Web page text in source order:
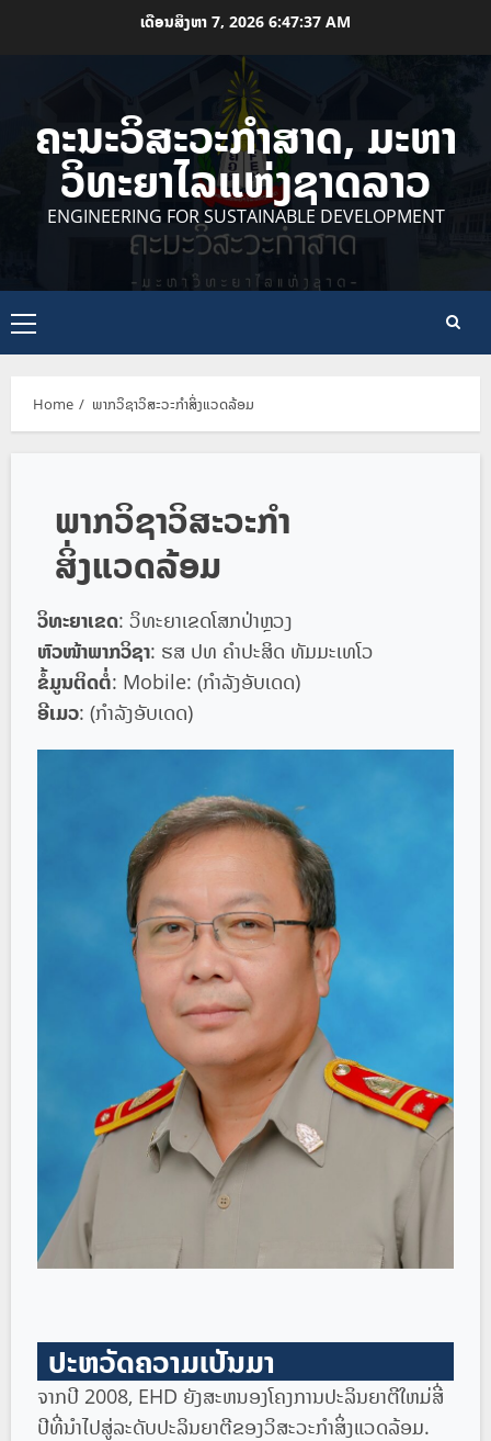
ເດືອນສິງຫາ 7, 2026 6:47:37 AM
ຄະນະວິສະວະກຳສາດ, ມະຫາ
ວິທະຍາໄລແຫ່ງຊາດລາວ
ENGINEERING FOR SUSTAINABLE DEVELOPMENT
Primary
Menu
Home ພາກວິຊາວິສະວະກຳສິ່ງແວດລ້ອມ
ພາກວິຊາວິສະວະກຳ
ສິ່ງແວດລ້ອມ
ວິທະຍາເຂດ: ວິທະຍາເຂດໂສກປ່າຫຼວງ
ຫົວໜ້າພາກວິຊາ: ຮສ ປທ ຄຳປະສິດ ທັມມະເທໂວ
ຂໍ້ມູນຕິດຕໍ່: Mobile: (ກໍາລັງອັບເດດ)
ອີເມວ: (ກໍາລັງອັບເດດ)
ປະຫວັດຄວາມເປັນມາ
ຈາກປີ 2008, EHD ຍັງສະຫນອງໂຄງການປະລິນຍາຕີໃຫມ່ສີ່
ປີທີ່ນໍາໄປສູ່ລະດັບປະລິນຍາຕີຂອງວິສະວະກໍາສິ່ງແວດລ້ອມ.